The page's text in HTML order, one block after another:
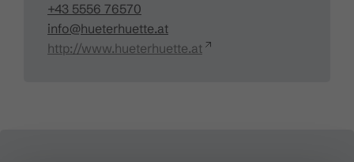
+43 5556 76570
info@hueterhuette.at
http://www.hueterhuette.at